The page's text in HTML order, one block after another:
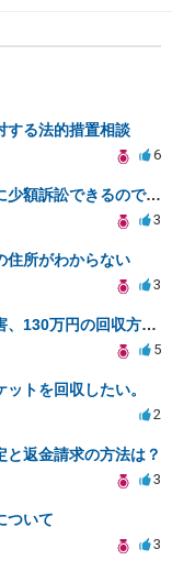
する法的措置相談
6
クーリングオフを認めてもらうために少額訴訟できるのでしょうか。
3
住所がわからない
3
上階の水出しっぱなしによる漏水被害、130万円の回収方法を相談したい
5
トを回収したい。
2
返金請求の方法は？
3
ついて
3